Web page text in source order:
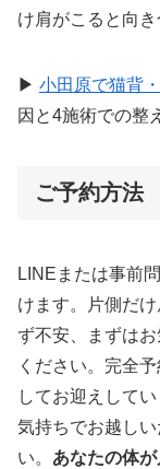
け肩がこると向き
▶ 小田原で猫背
因と4施術での整
ご予約方法
LINEまたは事前
けます。片側だ
ず不安、まずは
ください。完全
してお迎えして
気持ちでお越し
い。 あなたの体